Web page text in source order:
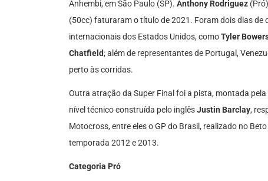
Anhembi, em São Paulo (SP). Anthony Rodriguez
(50cc) faturaram o título de 2021. Foram dois dias
internacionais dos Estados Unidos, comoTyler
Chatfield; além de representantes de Portugal,
perto às corridas.
Outra atração da Super Final foi a pista, montada
nível técnico construída pelo inglêsJustin Barclay,
Motocross, entre eles o GP do Brasil, realizado no
temporada 2012 e 2013.
Categoria Pró